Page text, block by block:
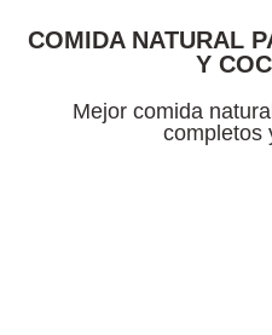
COMIDA NATURAL
Y
Mejor comida
completos